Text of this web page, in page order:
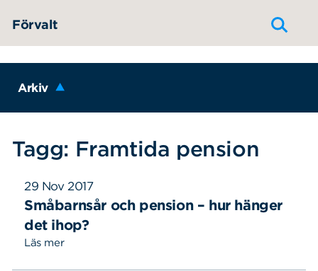
Förvalt
Arkiv
Tagg: Framtida pension
29 Nov 2017
Småbarnsår och pension – hur hänger
det ihop?
Läs mer